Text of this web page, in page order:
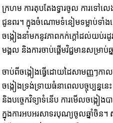
ក្រហម ការតុបតែង​ទ្វារចូល ការទៅលេ
ជូនពរ។ ក្នុងចំណោម​ទំនៀមទម្លាប់​ទាំង
ចង្កៀង​នាំមកនូវ​ភាពកក់ក្តៅ​ដល់​យប់​រដូ
មង្គល និង​ការចាប់ផ្តើម​វិជ្ជមាន​សម្រាប់​
ចាប់ពីចង្កៀងធ្វើដោយដៃសាមញ្ញៗ
ចង្កៀងទ្រង់ទ្រាយធំនាពេលបច្ចុប្បន្នន
និងបច្ចេកវិទ្យាទំនើប ការមើលចង្ក
ក្នុងការអបអរសាទរបុណ្យចូលឆ្នាំចិន។